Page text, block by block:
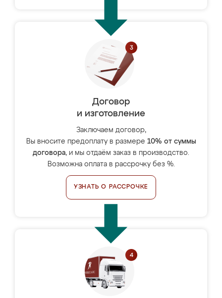
Договор
и изготовление
Заключаем договор,
Вы вносите предоплату в размере 10% от суммы
договора, и мы отдаём заказ в производство.
Возможна оплата в рассрочку без %.
УЗНАТЬ О РАССРОЧКЕ